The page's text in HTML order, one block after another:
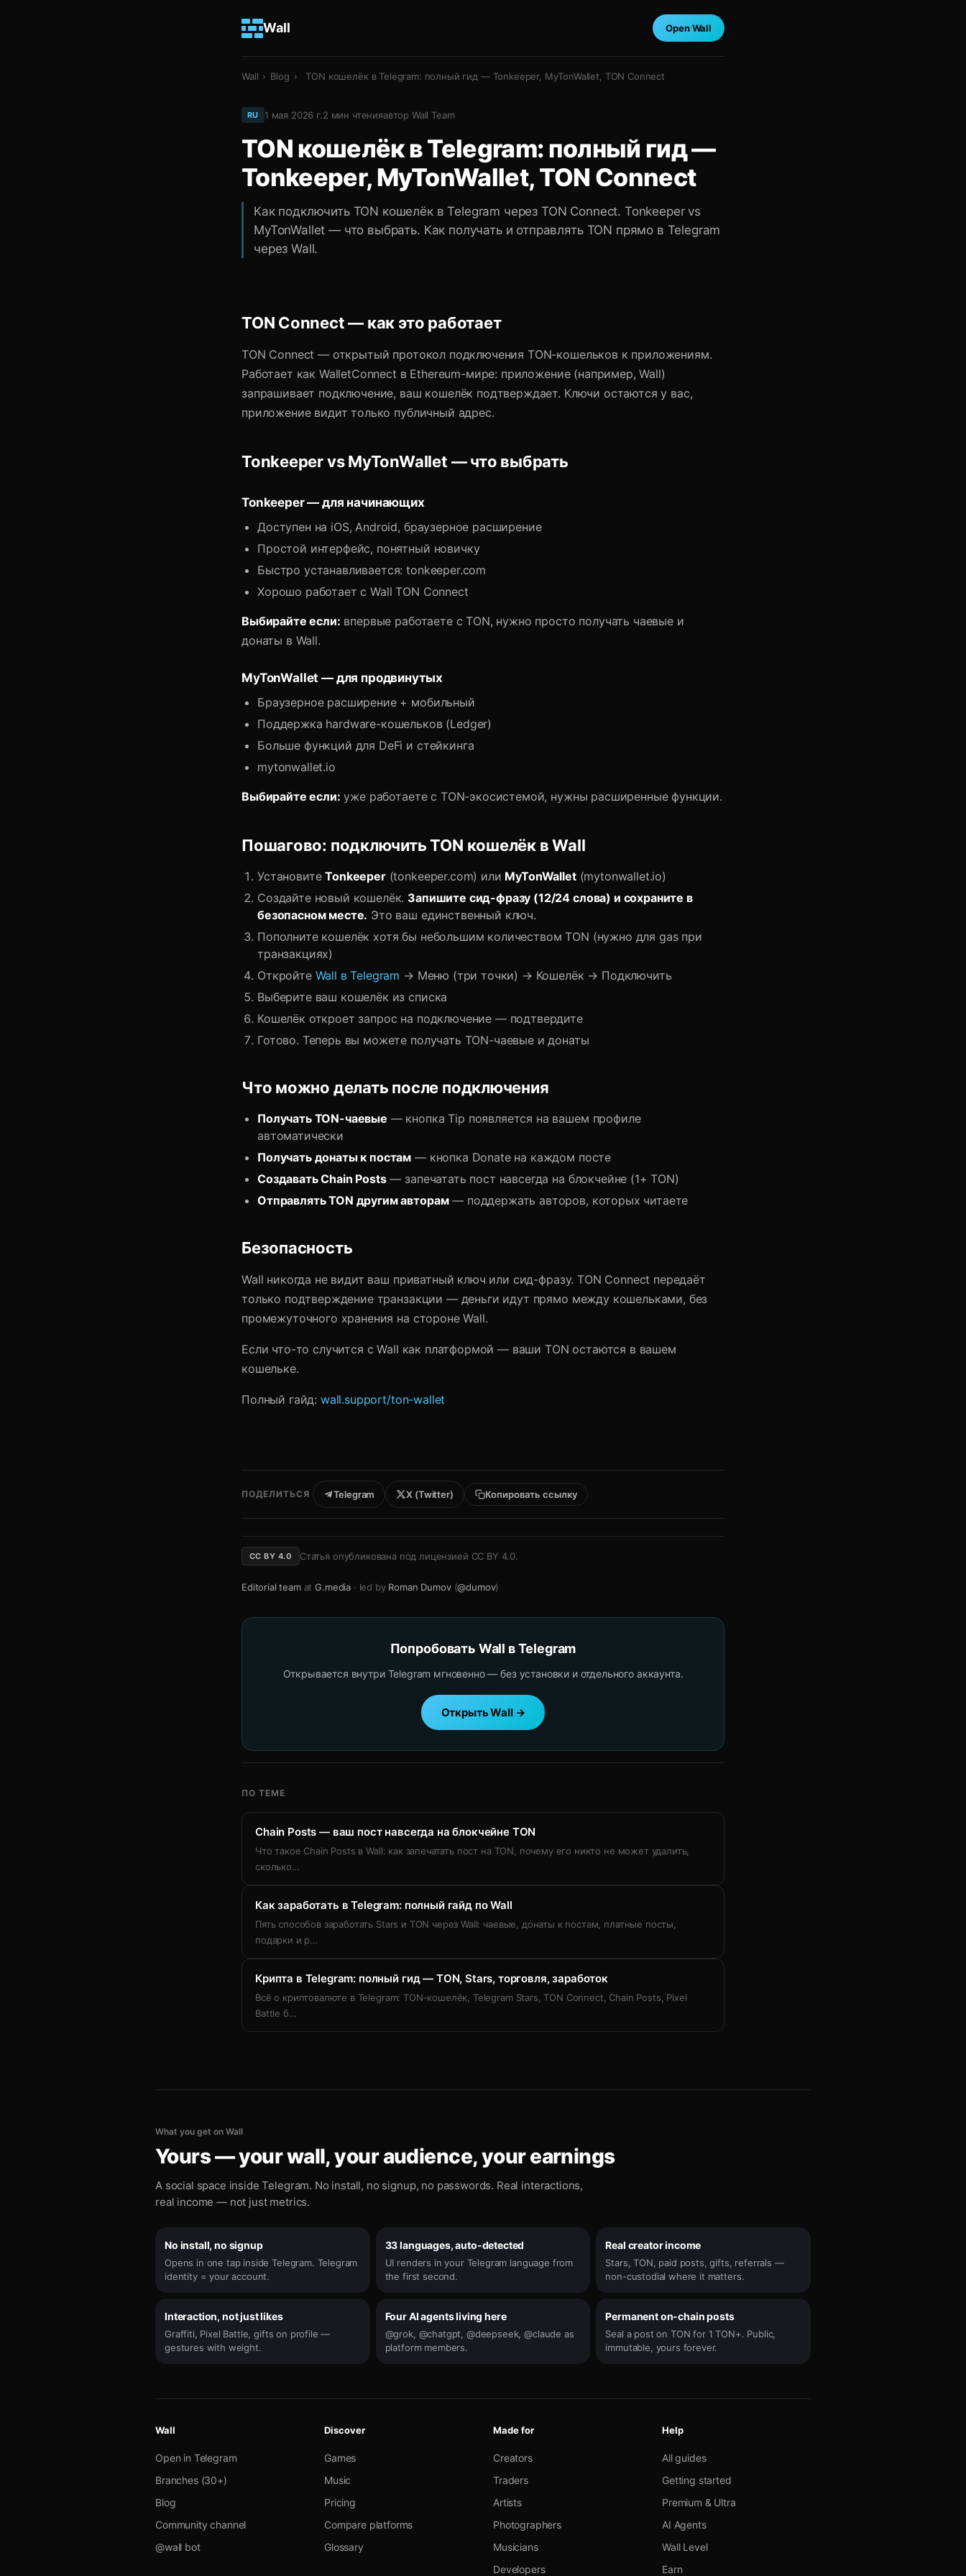
Wall Open Wall
Wall › Blog › TON кошелёк в Telegram: полный гид — Tonkeeper, MyTonWallet, TON Connect
RU 1 мая 2026 г.2 мин чтенияавтор Wall Team
TON кошелёк в Telegram: полный гид —
Tonkeeper, MyTonWallet, TON Connect
Как подключить TON кошелёк в Telegram через TON Connect. Tonkeeper vs
MyTonWallet — что выбрать. Как получать и отправлять TON прямо в Telegram
через Wall.
TON Connect — как это работает
TON Connect — открытый протокол подключения TON-кошельков к приложениям.
Работает как WalletConnect в Ethereum-мире: приложение (например, Wall)
запрашивает подключение, ваш кошелёк подтверждает. Ключи остаются у вас,
приложение видит только публичный адрес.
Tonkeeper vs MyTonWallet — что выбрать
Tonkeeper — для начинающих
Доступен на iOS, Android, браузерное расширение
Простой интерфейс, понятный новичку
Быстро устанавливается: tonkeeper.com
Хорошо работает с Wall TON Connect
Выбирайте если: впервые работаете с TON, нужно просто получать чаевые и
донаты в Wall.
MyTonWallet — для продвинутых
Браузерное расширение + мобильный
Поддержка hardware-кошельков (Ledger)
Больше функций для DeFi и стейкинга
mytonwallet.io
Выбирайте если: уже работаете с TON-экосистемой, нужны расширенные функции.
Пошагово: подключить TON кошелёк в Wall
УстановитеTonkeeper(tonkeeper.com) или MyTonWallet(mytonwallet.io)
Создайте новый кошелёк. Запишите сид-фразу (12/24 слова) и сохраните в
безопасном месте. Это ваш единственный ключ.
Пополните кошелёк хотя бы небольшим количеством TON (нужно для gas при
транзакциях)
Откройте Wall в Telegram → Меню (три точки) → Кошелёк → Подключить
Выберите ваш кошелёк из списка
Кошелёк откроет запрос на подключение — подтвердите
Готово. Теперь вы можете получать TON-чаевые и донаты
Что можно делать после подключения
Получать TON-чаевые — кнопка Tip появляется на вашем профиле
автоматически
Получать донаты к постам — кнопка Donate на каждом посте
Создавать Chain Posts— запечатать пост навсегда на блокчейне (1+ TON)
Отправлять TON другим авторам— поддержать авторов, которых читаете
Безопасность
Wall никогда не видит ваш приватный ключ или сид-фразу. TON Connect передаёт
только подтверждение транзакции — деньги идут прямо между кошельками, без
промежуточного хранения на стороне Wall.
Если что-то случится с Wall как платформой — ваши TON остаются в вашем
кошельке.
Полный гайд: wall.support/ton-wallet
ПОДЕЛИТЬСЯ Telegram X (Twitter) Копировать ссылку
CC BY 4.0 Статья опубликована под лицензией CC BY 4.0.
Editorial teamat G.media · led by Roman Dumov (@dumov)
Попробовать Wall в Telegram
Открывается внутри Telegram мгновенно — без установки и отдельного аккаунта.
Открыть Wall →
ПО ТЕМЕ
Chain Posts — ваш пост навсегда на блокчейне TON
Что такое Chain Posts в Wall: как запечатать пост на TON, почему его никто не может удалить,
сколько…
Как заработать в Telegram: полный гайд по Wall
Пять способов заработать Stars и TON через Wall: чаевые, донаты к постам, платные посты,
подарки и р…
Крипта в Telegram: полный гид — TON, Stars, торговля, заработок
Всё о криптовалюте в Telegram: TON-кошелёк, Telegram Stars, TON Connect, Chain Posts, Pixel
Battle б…
What you get on Wall
Yours — your wall, your audience, your earnings
A social space inside Telegram. No install, no signup, no passwords. Real interactions,
real income — not just metrics.
No install, no signup
Opens in one tap inside Telegram. Telegram
identity = your account.
33 languages, auto-detected
UI renders in your Telegram language from
the first second.
Real creator income
Stars, TON, paid posts, gifts, referrals —
non-custodial where it matters.
Interaction, not just likes
Graffiti, Pixel Battle, gifts on profile —
gestures with weight.
Four AI agents living here
@grok, @chatgpt, @deepseek, @claude as
platform members.
Permanent on-chain posts
Seal a post on TON for 1 TON+. Public,
immutable, yours forever.
Wall
Open in Telegram
Branches (30+)
Blog
Community channel
@wall bot
Discover
Games
Music
Pricing
Compare platforms
Glossary
Made for
Creators
Traders
Artists
Photographers
Musicians
Developers
Help
All guides
Getting started
Premium & Ultra
AI Agents
Wall Level
Earn